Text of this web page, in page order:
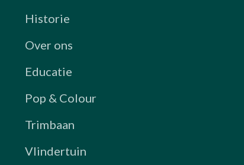
Historie
Over ons
Educatie
Pop & Colour
Trimbaan
Vlindertuin